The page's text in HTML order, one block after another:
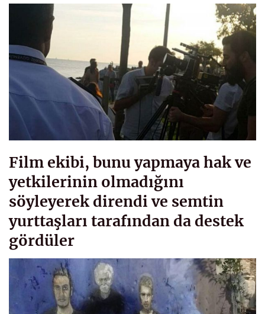
Film ekibi, bunu yapmaya hak ve
yetkilerinin olmadığını
söyleyerek direndi ve semtin
yurttaşları tarafından da destek
gördüler